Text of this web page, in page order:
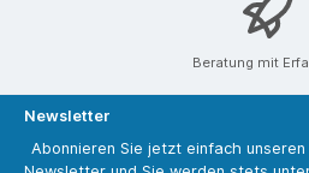
Beratung mit
Newsletter
Abonnieren Sie jetzt einfach